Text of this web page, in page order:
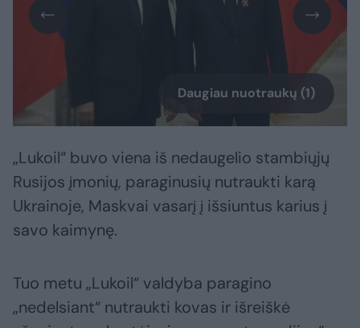
Daugiau nuotraukų (1)
„Lukoil“ buvo viena iš nedaugelio stambiųjų
Rusijos įmonių, paraginusių nutraukti karą
Ukrainoje, Maskvai vasarį į išsiuntus karius į
savo kaimynę.
Tuo metu „Lukoil“ valdyba paragino
„nedelsiant“ nutraukti kovas ir išreiškė